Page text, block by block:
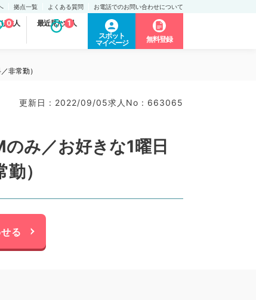
拠点一覧 よくある質問 お電話でのお問い合わせについて
求人
0 最近見た求人
1
スポット
マイページ
無料登録
非常勤）
更新日 : 2022/09/05求人No : 663065
み／お好きな1曜日
）
る